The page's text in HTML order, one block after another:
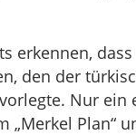
erkennen,
den der
Nur
„Merkel Plan“